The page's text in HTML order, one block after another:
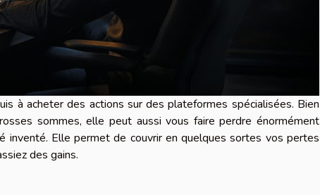
à acheter des actions sur des plateformes spécialisées. Bien
sommes, elle peut aussi vous faire perdre énormément
inventé. Elle permet de couvrir en quelques sortes vos pertes
des gains.